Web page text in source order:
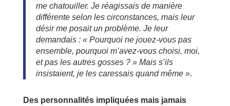
me chatouiller. Je réagissais de manière
différente selon les circonstances, mais leur
désir me posait un problème. Je leur
demandais : « Pourquoi ne jouez-vous pas
ensemble, pourquoi m’avez-vous choisi, moi,
et pas les autres gosses ? » Mais s’ils
insistaient, je les caressais quand même ».
Des personnalités impliquées mais jamais